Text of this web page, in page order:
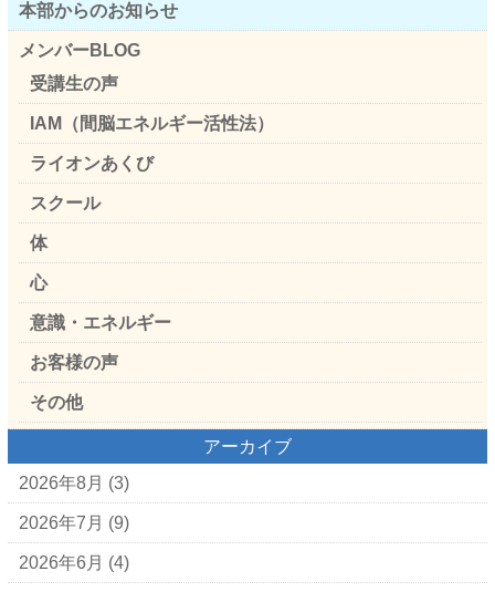
本部からのお知らせ
メンバーBLOG
受講生の声
IAM（間脳エネルギー活性法）
ライオンあくび
スクール
体
心
意識・エネルギー
お客様の声
その他
アーカイブ
2026年8月 (3)
2026年7月 (9)
2026年6月 (4)